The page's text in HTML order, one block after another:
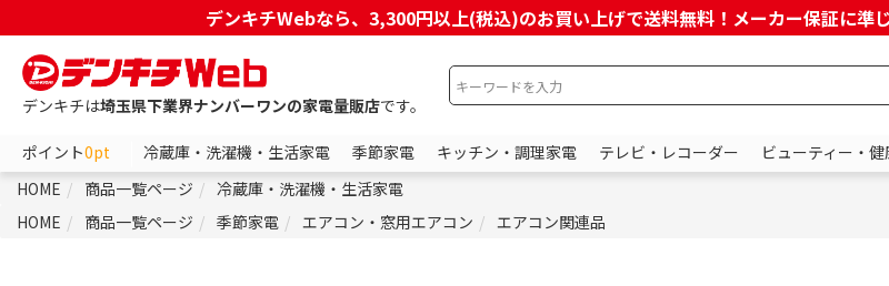
デンキチWebなら、3,300円以上(税込)のお買い上げで送料無料！メーカー保証に準
デンキチは埼玉県下業界ナンバーワンの家電量販店です。
ポイント0pt 冷蔵庫・洗濯機・生活家電 季節家電 キッチン・調理家電 テレビ・レコーダー ビューティー・
HOME
商品一覧ページ
冷蔵庫・洗濯機・生活家電
HOME
商品一覧ページ 季節家電 エアコン・窓用エアコン エアコン関連品